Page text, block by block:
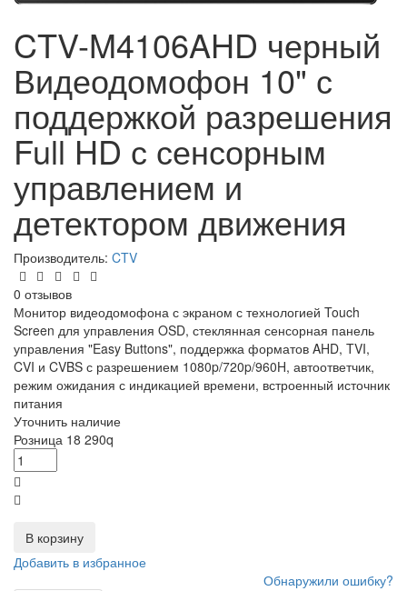
CTV-M4106AHD черный
Видеодомофон 10" с
поддержкой разрешения
Full HD с сенсорным
управлением и
детектором движения
Производитель: CTV
0 отзывов
Монитор видеодомофона с экраном с технологией Touch
Screen для управления OSD, стеклянная сенсорная панель
управления "Easy Buttons", поддержка форматов AHD, TVI,
CVI и CVBS с разрешением 1080p/720p/960H, автоответчик,
режим ожидания с индикацией времени, встроенный источник
питания
Уточнить наличие
Розница 18 290q
В корзину
Добавить в избранное
Обнаружили ошибку?